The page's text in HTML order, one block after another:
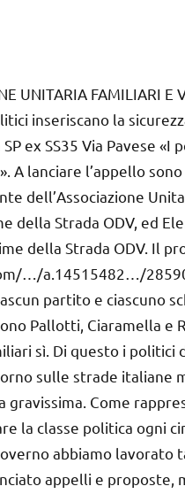
UNITARIA
inseriscano la
ex SS35 Via Pavese
A lanciare l’appello
dell’Associazione
della Strada ODV, ed
della Strada ODV. Il
…/a.14515482…/
partito e ciascuno
Pallotti, Ciaramella e
sì. Di questo i politici
sulle strade italiane
Come
la classe politica ogni
abbiamo lavorato
appelli e